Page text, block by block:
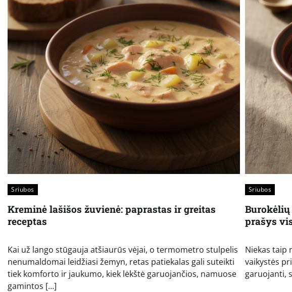
Sriubos
Kreminė lašišos žuvienė: paprastas ir greitas
receptas
Kai už lango stūgauja atšiaurūs vėjai, o termometro stulpelis
nenumaldomai leidžiasi žemyn, retas patiekalas gali suteikti
tiek komforto ir jaukumo, kiek lėkštė garuojančios, namuose
gamintos […]
Sriubos
prašys
Niekas taip
vaikystės
garuojanti,